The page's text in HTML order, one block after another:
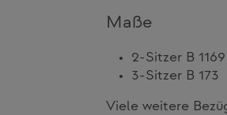
Maße
2-Sitzer B
3-Sitzer B
Viele weitere